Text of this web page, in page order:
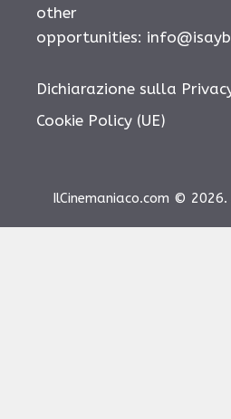
other
opportunities:
Dichiarazione sulla
Cookie Policy (UE)
IlCinemaniaco.com ©